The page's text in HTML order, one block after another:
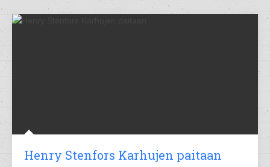
Henry Stenfors Karhujen paitaan